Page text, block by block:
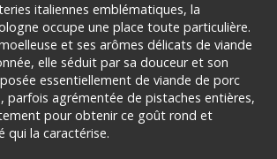
italiennes emblématiques, la
occupe une place toute particulière.
et ses arômes délicats de viande
elle séduit par sa douceur et son
essentiellement de viande de porc
parfois agrémentée de pistaches entières,
pour obtenir ce goût rond et
qui la caractérise.